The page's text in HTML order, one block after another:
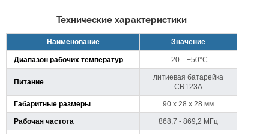
Технические характеристики
Наименование Значение
Диапазон рабочих температур -20…+50°С
Питание
литиевая батарейка
CR123A
Габаритные размеры 90 x 28 x 28 мм
Рабочая частота 868,7 - 869,2 МГц